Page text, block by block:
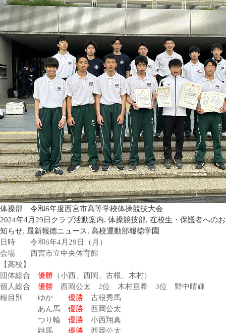
体操部 令和6年度西宮市高等学校体操競技大会
2024年4月29日 クラブ活動案内, 体操競技部, 在校生・保護者へのお
知らせ, 最新報徳ニュース, 高校運動部報徳学園
日時 令和6年4月29日（月）
会場 西宮市立中央体育館
【高校】
団体総合 優勝 （小西、西岡、古根、木村）
個人総合 優勝 西岡公太 2位 木村亘希 3位 野中晴輝
種目別 ゆか 優勝 古根秀馬
あん馬 優勝 西岡公太
つり輪 優勝 小西翔真
跳馬 優勝 西岡公太